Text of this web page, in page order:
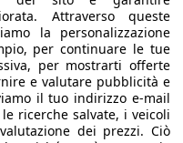
Attraverso queste
la personalizzazione
per continuare le tue
per mostrarti offerte
e valutare pubblicità e
il tuo indirizzo e-mail
ricerche salvate, i veicoli
dei prezzi. Ciò